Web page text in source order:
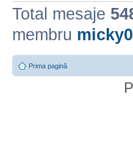
Total mesaje
membru
Prima pagină